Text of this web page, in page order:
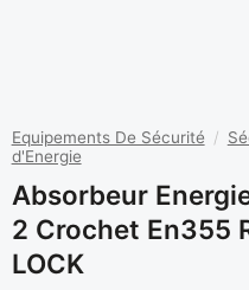
Equipements De Sécurité /
d'Energie
Absorbeur
2 Crochet En355
LOCK